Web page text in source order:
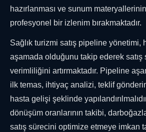
hazırlanması ve sunum
profesyonel bir izlenim bırakmaktadır.
Sağlık turizmi satış pipeline yönetimi,
aşamada olduğunu takip ederek satış
verimliliğini artırmaktadır. Pipeline
ilk temas, ihtiyaç analizi, teklif
hasta gelişi şeklinde
dönüşüm oranlarının takibi,
satış sürecini optimize etmeye imkan